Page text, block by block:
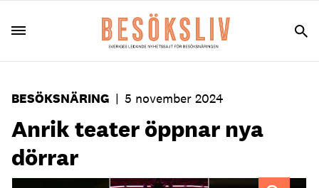
BESÖKSNÄRING | 5 november 2024
Anrik teater öppnar nya
dörrar